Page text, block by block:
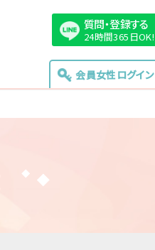
質問・登録する
24時間365日OK!
会員女性ログイン